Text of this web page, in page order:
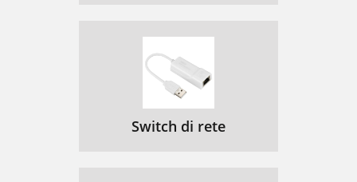
Switch di rete